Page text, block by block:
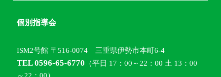
個別指導会
ISM2号館 〒516-0074 三重県伊勢市本町6-4
TEL 0596-65-6770 （平日 17：00～22：00 土 13：00